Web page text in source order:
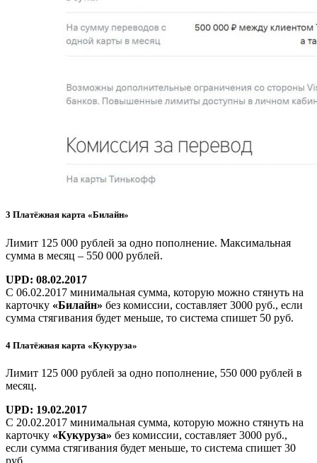
3 Платёжная карта «Билайн»
Лимит 125 000 рублей за одно пополнение. Максимальная
сумма в месяц – 550 000 рублей.
UPD: 08.02.2017
С 06.02.2017 минимальная сумма, которую можно стянуть на
карточку «Билайн» без комиссии, составляет 3000 руб., если
сумма стягивания будет меньше, то система спишет 50 руб.
4 Платёжная карта «Кукуруза»
Лимит 125 000 рублей за одно пополнение, 550 000 рублей в
месяц.
UPD: 19.02.2017
С 20.02.2017 минимальная сумма, которую можно стянуть на
карточку «Кукуруза» без комиссии, составляет 3000 руб.,
если сумма стягивания будет меньше, то система спишет 30
руб.